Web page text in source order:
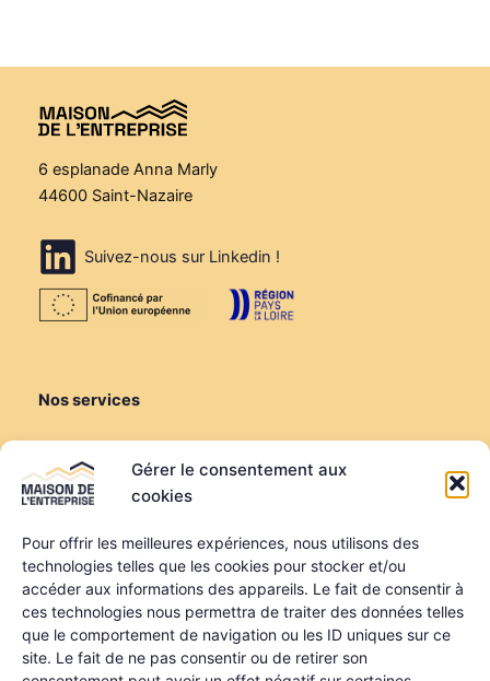
Gérer le consentement aux
cookies
Pour offrir les meilleures expériences, nous utilisons des
technologies telles que les cookies pour stocker et/ou
accéder aux informations des appareils. Le fait de consentir à
ces technologies nous permettra de traiter des données telles
que le comportement de navigation ou les ID uniques sur ce
site. Le fait de ne pas consentir ou de retirer son
6 esplanade Anna Marly
44600 Saint-Nazaire
Suivez-nous sur Linkedin !
Nos services
Louer une salle de réunion
Louer un bureau
Domiciliation
Informations
Mentions légales
Politique de confidentialité
Qui sommes-nous ?